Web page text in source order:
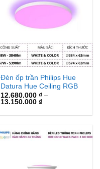
Đèn ốp trần Philips Hue
Datura Hue Ceiling RGB
12.680.000₫ –
13.150.000₫Khoảng
từ
13.150.000 ₫